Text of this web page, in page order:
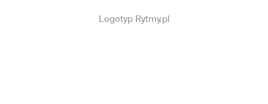
Logotyp Rytmy.pl